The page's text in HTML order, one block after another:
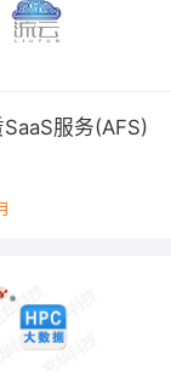
服务(AFS)